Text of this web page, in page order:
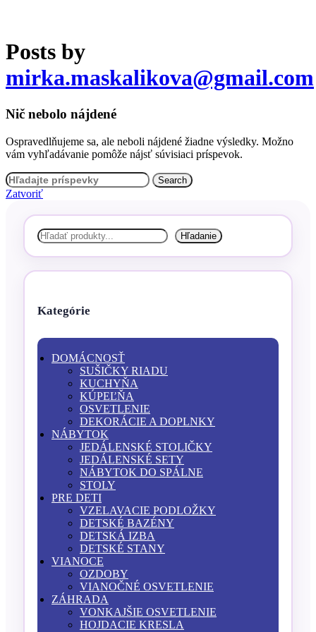
Posts by
mirka.maskalikova@gmail.com
Nič nebolo nájdené
Ospravedlňujeme sa, ale neboli nájdené žiadne výsledky. Možno
vám vyhľadávanie pomôže nájsť súvisiaci príspevok.
Search
Zatvoriť
Hľadať Hľadanie
Kategórie
DOMÁCNOSŤ
SUŠIČKY RIADU
KUCHYŇA
KÚPEĽŇA
OSVETLENIE
DEKORÁCIE A DOPLNKY
NÁBYTOK
JEDÁLENSKÉ STOLIČKY
JEDÁLENSKÉ SETY
NÁBYTOK DO SPÁLNE
STOLY
PRE DETI
VZELAVACIE PODLOŽKY
DETSKÉ BAZÉNY
DETSKÁ IZBA
DETSKÉ STANY
VIANOCE
OZDOBY
VIANOČNÉ OSVETLENIE
ZÁHRADA
VONKAJŠIE OSVETLENIE
HOJDACIE KRESLA